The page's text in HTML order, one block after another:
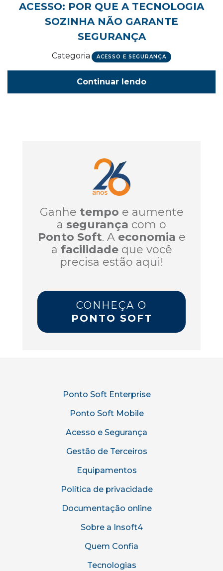
ACESSO: POR QUE A TECNOLOGIA
SOZINHA NÃO GARANTE
SEGURANÇA
Categoria ACESSO E SEGURANÇA
Continuar lendo
Ganhe tempo e aumente
a segurança com o
Ponto Soft. A economia e
a facilidadeque você
precisa estão aqui!
CONHEÇA O
PONTO SOFT
Ponto Soft Enterprise
Ponto Soft Mobile
Acesso e Segurança
Gestão de Terceiros
Equipamentos
Política de privacidade
Documentação online
Sobre a Insoft4
Quem Confia
Tecnologias